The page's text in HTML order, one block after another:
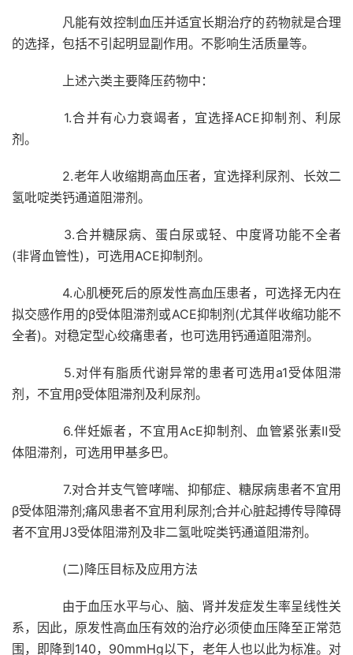
凡能有效控制血压并适宜长期治疗的药物就是合理
的选择，包括不引起明显副作用。不影响生活质量等。
上述六类主要降压药物中：
1.合并有心力衰竭者，宜选择ACE抑制剂、利尿
剂。
2.老年人收缩期高血压者，宜选择利尿剂、长效二
氢吡啶类钙通道阻滞剂。
3.合并糖尿病、蛋白尿或轻、中度肾功能不全者
(非肾血管性)，可选用ACE抑制剂。
4.心肌梗死后的原发性高血压患者，可选择无内在
拟交感作用的β受体阻滞剂或ACE抑制剂(尤其伴收缩功能不
全者)。对稳定型心绞痛患者，也可选用钙通道阻滞剂。
5.对伴有脂质代谢异常的患者可选用a1受体阻滞
剂，不宜用β受体阻滞剂及利尿剂。
6.伴妊娠者，不宜用AcE抑制剂、血管紧张素Ⅱ受
体阻滞剂，可选用甲基多巴。
7.对合并支气管哮喘、抑郁症、糖尿病患者不宜用
β受体阻滞剂;痛风患者不宜用利尿剂;合并心脏起搏传导障碍
者不宜用J3受体阻滞剂及非二氢吡啶类钙通道阻滞剂。
(二)降压目标及应用方法
由于血压水平与心、脑、肾并发症发生率呈线性关
系，因此，原发性高血压有效的治疗必须使血压降至正常范
围，即降到140，90mmHg以下，老年人也以此为标准。对